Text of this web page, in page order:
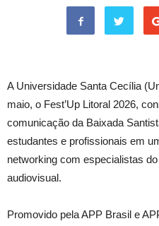
A Universidade Santa Cecília
maio, o Fest’Up Litoral 2026,
comunicação da Baixada
estudantes e profissionais em
networking com especialistas
audiovisual.
Promovido pela APP Brasil e